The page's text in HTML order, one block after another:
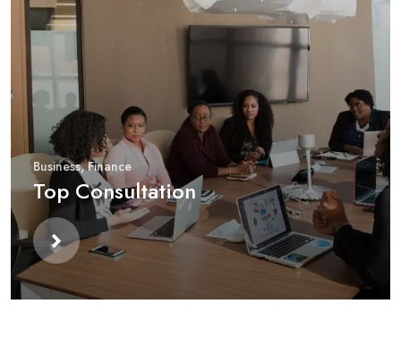
Business,Finance
Top Consultation